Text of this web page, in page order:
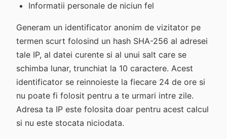
Informatii personale de niciun fel
Generam un identificator anonim de vizitator pe
termen scurt folosind un hash SHA-256 al adresei
tale IP, al datei curente si al unui salt care se
schimba lunar, trunchiat la 10 caractere. Acest
identificator se reinnoieste la fiecare 24 de ore si
nu poate fi folosit pentru a te urmari intre zile.
Adresa ta IP este folosita doar pentru acest calcul
si nu este stocata niciodata.